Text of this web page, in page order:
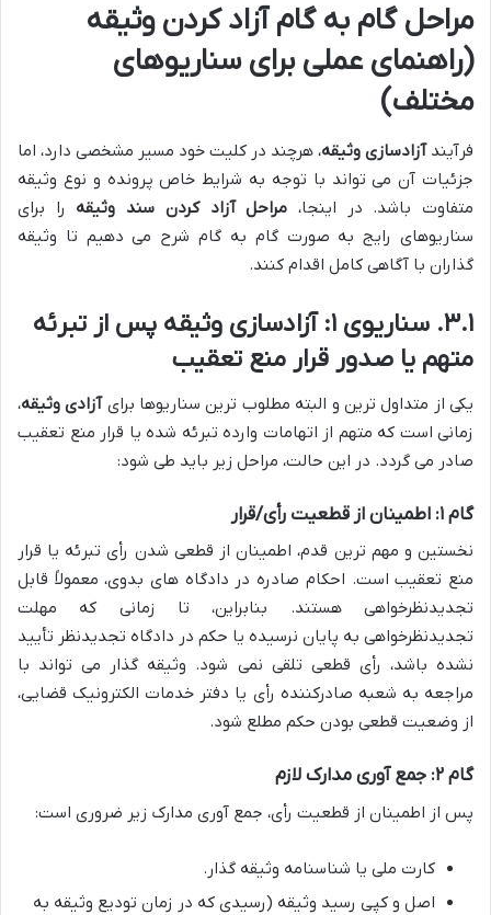
مراحل گام به گام آزاد کردن وثیقه
(راهنمای عملی برای سناریوهای
مختلف)
فرآیندآزادسازی وثیقه، هرچند در کلیت خود مسیر مشخصی دارد، اما
جزئیات آن می تواند با توجه به شرایط خاص پرونده و نوع وثیقه
متفاوت باشد. در اینجا، مراحل آزاد کردن سند وثیقه را برای
سناریوهای رایج به صورت گام به گام شرح می دهیم تا وثیقه
گذاران با آگاهی کامل اقدام کنند.
۳.۱. سناریوی ۱: آزادسازی وثیقه پس از تبرئه
متهم یا صدور قرار منع تعقیب
یکی از متداول ترین و البته مطلوب ترین سناریوها برایآزادی وثیقه،
زمانی است که متهم از اتهامات وارده تبرئه شده یا قرار منع تعقیب
صادر می گردد. در این حالت، مراحل زیر باید طی شود:
گام ۱: اطمینان از قطعیت رأی/قرار
نخستین و مهم ترین قدم، اطمینان از قطعی شدن رأی تبرئه یا قرار
منع تعقیب است. احکام صادره در دادگاه های بدوی، معمولاً قابل
تجدیدنظرخواهی هستند. بنابراین، تا زمانی که مهلت
تجدیدنظرخواهی به پایان نرسیده یا حکم در دادگاه تجدیدنظر تأیید
نشده باشد، رأی قطعی تلقی نمی شود. وثیقه گذار می تواند با
مراجعه به شعبه صادرکننده رأی یا دفتر خدمات الکترونیک قضایی،
از وضعیت قطعی بودن حکم مطلع شود.
گام ۲: جمع آوری مدارک لازم
پس از اطمینان از قطعیت رأی، جمع آوری مدارک زیر ضروری است:
کارت ملی یا شناسنامه وثیقه گذار.
اصل و کپی رسید وثیقه (رسیدی که در زمان تودیع وثیقه به